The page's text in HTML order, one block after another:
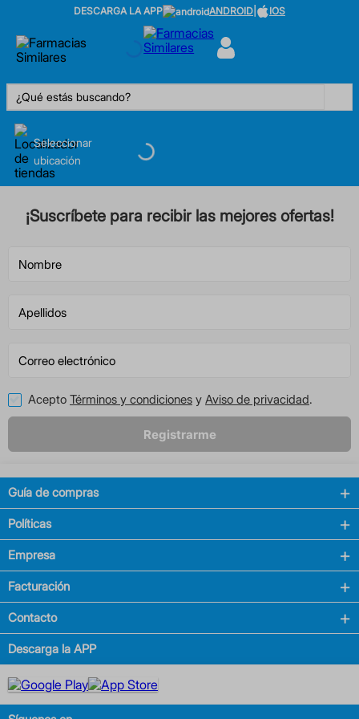
DESCARGA LA APP ANDROID IOS
¿Qué estás buscando?
Seleccionar
ubicación
¡Suscríbete para recibir las mejores ofertas!
Acepto Términos y condiciones y Aviso de privacidad.
Registrarme
Guía de compras
Políticas
Empresa
Facturación
Contacto
Descarga la APP